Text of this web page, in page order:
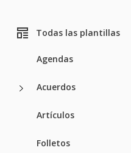
Todas las plantillas
Agendas
Acuerdos
Artículos
Folletos